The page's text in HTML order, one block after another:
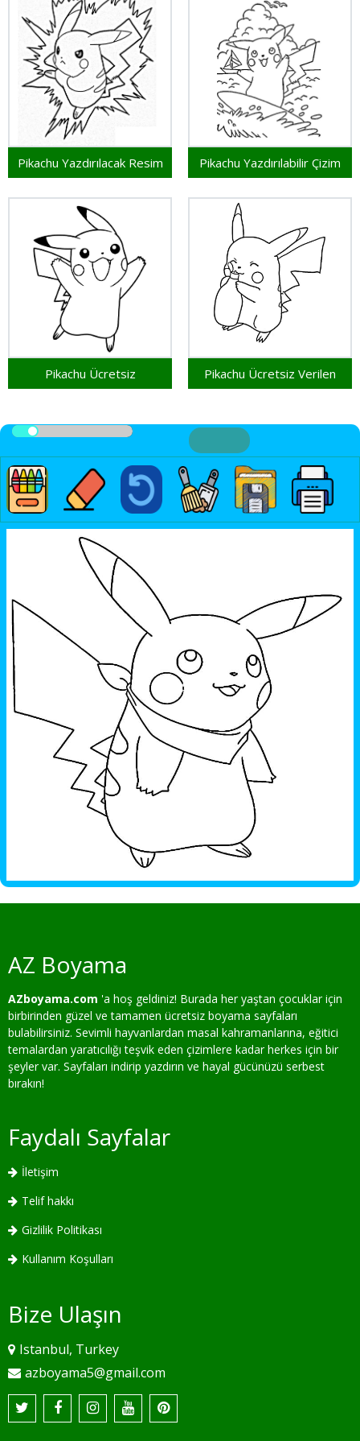
Pikachu Yazdırılacak Resim Pikachu Yazdırılabilir Çizim
Pikachu Ücretsiz Pikachu Ücretsiz Verilen
AZ Boyama
AZboyama.com 'a hoş geldiniz! Burada her yaştan çocuklar için
birbirinden güzel ve tamamen ücretsiz boyama sayfaları
bulabilirsiniz. Sevimli hayvanlardan masal kahramanlarına, eğitici
temalardan yaratıcılığı teşvik eden çizimlere kadar herkes için bir
şeyler var. Sayfaları indirip yazdırın ve hayal gücünüzü serbest
bırakın!
Faydalı Sayfalar
İletişim
Telif hakkı
Gizlilik Politikası
Kullanım Koşulları
Bize Ulaşın
Istanbul, Turkey
azboyama5@gmail.com